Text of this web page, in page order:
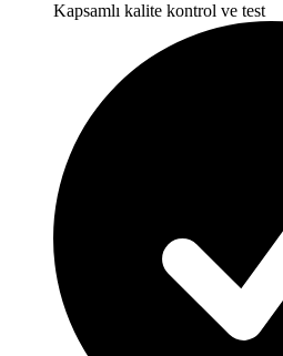
Kapsamlı kalite kontrol ve test